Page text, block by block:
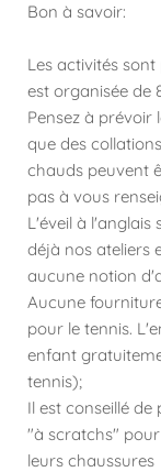
Bon à savoir:
Les activités
est organisée de
Pensez à prévoir
que des
chauds peuvent
pas à vous
L'éveil à l'anglais
déjà nos ateliers
aucune notion
Aucune
pour le tennis.
enfant
tennis);
Il est conseillé
"à scratchs"
leurs chaussures